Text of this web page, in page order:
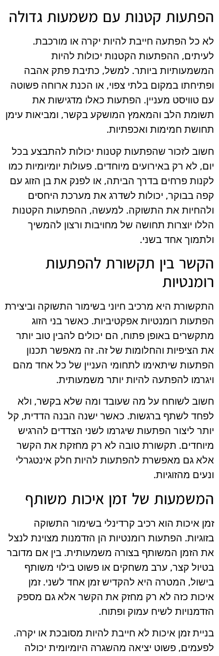
הפתעות קטנות עם משמעות גדולה
לא כל הפתעה חייבת להיות יקרה או מורכבת.
לעיתים, ההפתעות הקטנות יכולות להיות
המשמעותיות ביותר. למשל, כתיבת פתק אהבה
ופתיחתו במקום בלתי צפוי, או הכנת ארוחה פשוטה
עם טוויסט מעניין. הפתעות כאלו מדגישות את
תשומת הלב והמאמץ המושקע בקשר, ומביאות עימן
תחושת חמימות ואכפתיות.
חשוב לזכור שהפתעות קטנות יכולות להתבצע בכל
יום, לא רק באירועים מיוחדים. פעולות יומיומיות כמו
לקנות פרחים בדרך הביתה, או לפנק את בן הזוג עם
קפה בבוקר, יכולות לשדרג את מערכת היחסים
ולהחיות את התשוקה. למעשה, ההפתעות הקטנות
הללו יוצרות תחושה של מחויבות ורצון להמשיך
ולתמוך אחד בשני.
הקשר בין תקשורת להפתעות
רומנטיות
התקשורת היא מרכיב חיוני בשימור התשוקה וביצירת
הפתעות רומנטיות אפקטיביות. כאשר בני הזוג
מתקשרים באופן פתוח, הם יכולים להבין טוב יותר
את הציפיות והחלומות של זה. זה מאפשר תכנון
הפתעות שיתאימו לתחומי העניין של כל אחד מהם
ויגרמו להפתעה להיות יותר משמעותית.
חשוב לשוחח על מה שעובד ומה שלא בקשר, ולא
לפחד לשתף ברגשות. כאשר ישנה הבנה הדדית, קל
יותר ליצור הפתעות שיגרמו לשני הצדדים להרגיש
מיוחדים. תקשורת טובה לא רק מחזקת את הקשר
אלא גם מאפשרת להפתעות להיות חלק אינטגרלי
ונעים מהזוגיות.
המשמעות של זמן איכות משותף
זמן איכות הוא רכיב קרדינלי בשימור התשוקה
בזוגיות. הפתעות רומנטיות הן הזדמנות מצוינת לנצל
את הזמן המשותף בצורה משמעותית. בין אם מדובר
בטיול קצר, ערב משחקים או פשוט בילוי משותף
בישול, המטרה היא להקדיש זמן אחד לשני. זמן
איכות כזה לא רק מחזק את הקשר אלא גם מספק
הזדמנויות לשיח עמוק ופתוח.
בניית זמן איכות לא חייבת להיות מסובכת או יקרה.
לפעמים, פשוט יציאה מהשגרה היומיומית יכולה